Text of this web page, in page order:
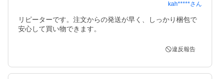
kah*****さん
リピーターです。注文からの発送が早く、しっかり梱包で
安心して買い物できます。
違反報告